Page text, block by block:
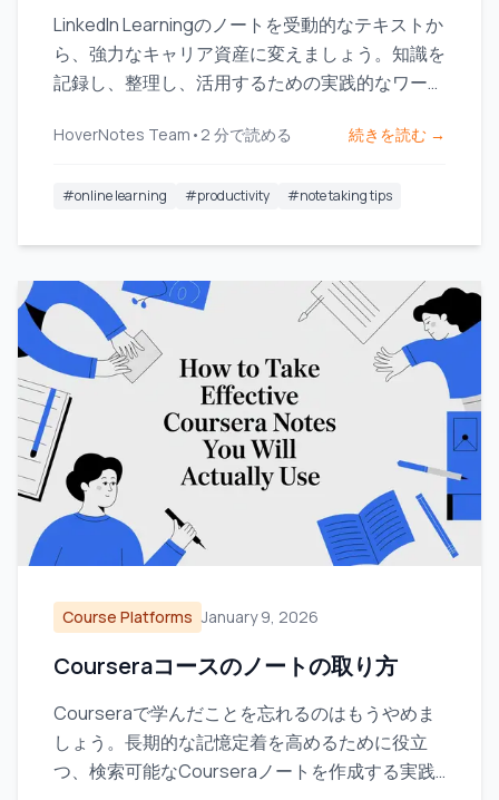
LinkedIn Learningのノートを受動的なテキストか
ら、強力なキャリア資産に変えましょう。知識を
記録し、整理し、活用するための実践的なワーク
HoverNotes Team • 2 分で読める 続きを読む →
#online learning #productivity #note taking tips
Course Platforms January 9, 2026
Courseraコースのノートの取り方
Courseraで学んだことを忘れるのはもうやめま
しょう。長期的な記憶定着を高めるために役立
つ、検索可能なCourseraノートを作成する実践